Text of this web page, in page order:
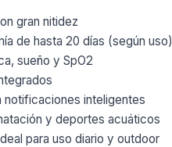
gran nitidez
de hasta 20 días (según uso)
sueño y SpO2
notificaciones inteligentes
y deportes acuáticos
para uso diario y outdoor